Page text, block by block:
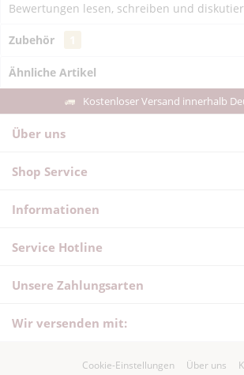
Bewertungen lesen, schreiben und
Zubehör
Ähnliche Artikel
Kostenloser Versand innerhalb
Über uns
Shop Service
Informationen
Service Hotline
Unsere Zahlungsarten
Wir versenden mit:
Cookie-Einstellungen Über uns